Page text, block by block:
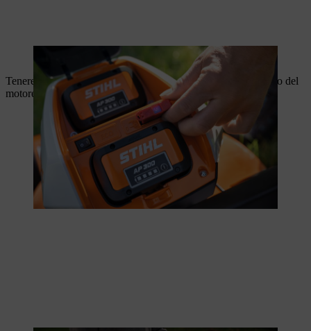
Viene inserito un connettore di sicurezza.
Tenere premuto il pulsante di avvio. Spostare la staffa di arresto del
motore verso la stegola: l'attrezzo si avvierà.